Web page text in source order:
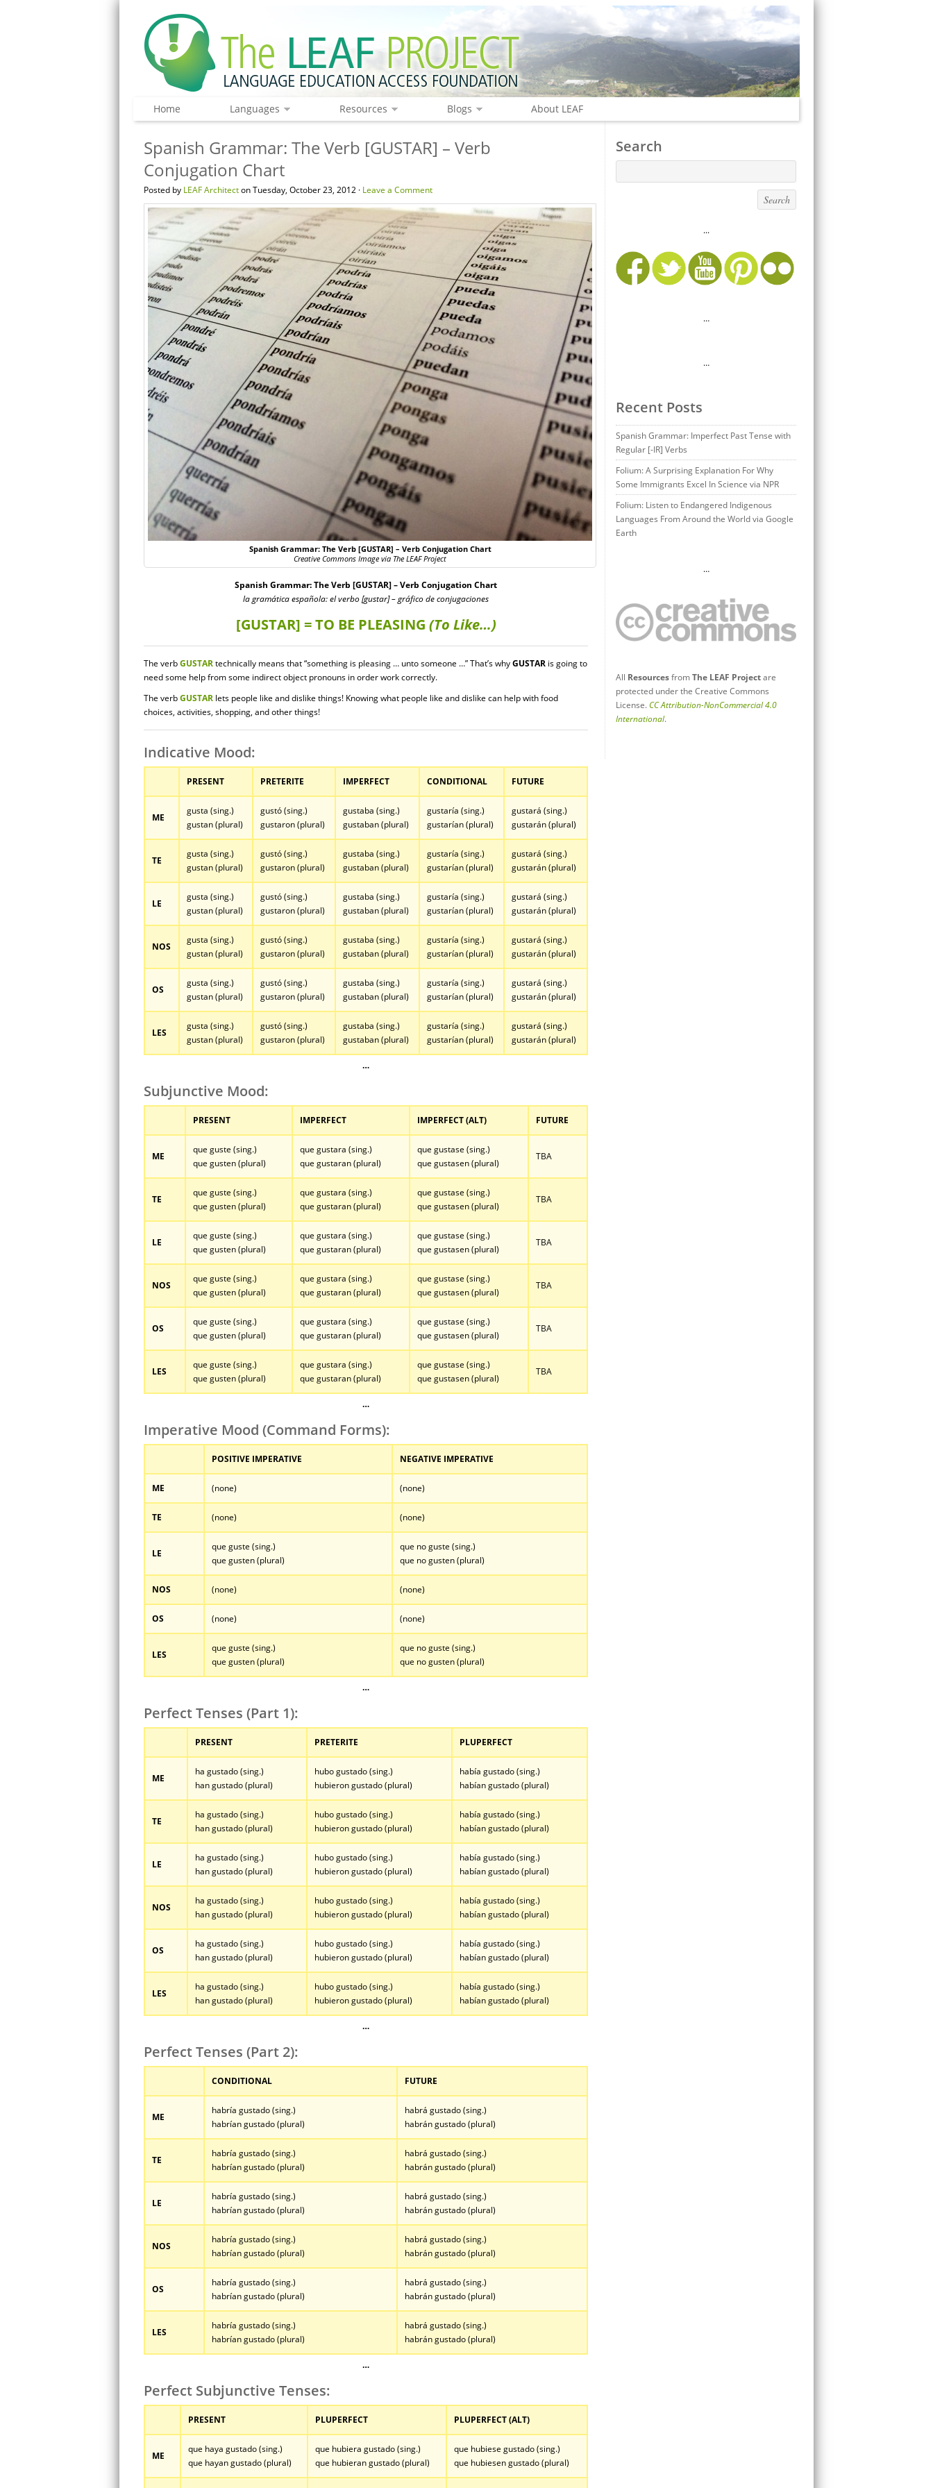
Home Languages Resources Blogs About LEAF
Spanish Grammar: The Verb [GUSTAR] – Verb
Conjugation Chart
Posted by LEAF Architecton Tuesday, October 23, 2012 · Leave a Comment
Spanish Grammar: The Verb [GUSTAR] – Verb Conjugation Chart
Creative Commons Image via The LEAF Project
Spanish Grammar: The Verb [GUSTAR] – Verb Conjugation Chart
la gramática española: el verbo [gustar] – gráfico de conjugaciones
[GUSTAR] = TO BE PLEASING (To Like…)
The verbGUSTARtechnically means that “something is pleasing … unto someone …” That’s whyGUSTAR is going to
need some help from some indirect object pronouns in order work correctly.
The verbGUSTAR lets people like and dislike things! Knowing what people like and dislike can help with food
choices, activities, shopping, and other things!
Indicative Mood:
PRESENT PRETERITE IMPERFECT CONDITIONAL FUTURE
ME
gusta (sing.)
gustan (plural)
gustó (sing.)
gustaron (plural)
gustaba (sing.)
gustaban (plural)
gustaría (sing.)
gustarían (plural)
gustará (sing.)
gustarán (plural)
TE
gusta (sing.)
gustan (plural)
gustó (sing.)
gustaron (plural)
gustaba (sing.)
gustaban (plural)
gustaría (sing.)
gustarían (plural)
gustará (sing.)
gustarán (plural)
LE
gusta (sing.)
gustan (plural)
gustó (sing.)
gustaron (plural)
gustaba (sing.)
gustaban (plural)
gustaría (sing.)
gustarían (plural)
gustará (sing.)
gustarán (plural)
NOS
gusta (sing.)
gustan (plural)
gustó (sing.)
gustaron (plural)
gustaba (sing.)
gustaban (plural)
gustaría (sing.)
gustarían (plural)
gustará (sing.)
gustarán (plural)
OS
gusta (sing.)
gustan (plural)
gustó (sing.)
gustaron (plural)
gustaba (sing.)
gustaban (plural)
gustaría (sing.)
gustarían (plural)
gustará (sing.)
gustarán (plural)
LES
gusta (sing.)
gustan (plural)
gustó (sing.)
gustaron (plural)
gustaba (sing.)
gustaban (plural)
gustaría (sing.)
gustarían (plural)
gustará (sing.)
gustarán (plural)
…
Subjunctive Mood:
PRESENT IMPERFECT IMPERFECT (ALT) FUTURE
ME
que guste (sing.)
que gusten (plural)
que gustara (sing.)
que gustaran (plural)
que gustase (sing.)
que gustasen (plural)
TBA
TE
que guste (sing.)
que gusten (plural)
que gustara (sing.)
que gustaran (plural)
que gustase (sing.)
que gustasen (plural)
TBA
LE
que guste (sing.)
que gusten (plural)
que gustara (sing.)
que gustaran (plural)
que gustase (sing.)
que gustasen (plural)
TBA
NOS
que guste (sing.)
que gusten (plural)
que gustara (sing.)
que gustaran (plural)
que gustase (sing.)
que gustasen (plural)
TBA
OS
que guste (sing.)
que gusten (plural)
que gustara (sing.)
que gustaran (plural)
que gustase (sing.)
que gustasen (plural)
TBA
LES
que guste (sing.)
que gusten (plural)
que gustara (sing.)
que gustaran (plural)
que gustase (sing.)
que gustasen (plural)
TBA
…
Imperative Mood (Command Forms):
POSITIVE IMPERATIVE NEGATIVE IMPERATIVE
ME (none) (none)
TE (none) (none)
LE
que guste (sing.)
que gusten (plural)
que no guste (sing.)
que no gusten (plural)
NOS (none) (none)
OS (none) (none)
LES
que guste (sing.)
que gusten (plural)
que no guste (sing.)
que no gusten (plural)
…
Perfect Tenses (Part 1):
PRESENT PRETERITE PLUPERFECT
ME
ha gustado (sing.)
han gustado (plural)
hubo gustado (sing.)
hubieron gustado (plural)
había gustado (sing.)
habían gustado (plural)
TE
ha gustado (sing.)
han gustado (plural)
hubo gustado (sing.)
hubieron gustado (plural)
había gustado (sing.)
habían gustado (plural)
LE
ha gustado (sing.)
han gustado (plural)
hubo gustado (sing.)
hubieron gustado (plural)
había gustado (sing.)
habían gustado (plural)
NOS
ha gustado (sing.)
han gustado (plural)
hubo gustado (sing.)
hubieron gustado (plural)
había gustado (sing.)
habían gustado (plural)
OS
ha gustado (sing.)
han gustado (plural)
hubo gustado (sing.)
hubieron gustado (plural)
había gustado (sing.)
habían gustado (plural)
LES
ha gustado (sing.)
han gustado (plural)
hubo gustado (sing.)
hubieron gustado (plural)
había gustado (sing.)
habían gustado (plural)
…
Perfect Tenses (Part 2):
CONDITIONAL FUTURE
ME
habría gustado (sing.)
habrían gustado (plural)
habrá gustado (sing.)
habrán gustado (plural)
TE
habría gustado (sing.)
habrían gustado (plural)
habrá gustado (sing.)
habrán gustado (plural)
LE
habría gustado (sing.)
habrían gustado (plural)
habrá gustado (sing.)
habrán gustado (plural)
NOS
habría gustado (sing.)
habrían gustado (plural)
habrá gustado (sing.)
habrán gustado (plural)
OS
habría gustado (sing.)
habrían gustado (plural)
habrá gustado (sing.)
habrán gustado (plural)
LES
habría gustado (sing.)
habrían gustado (plural)
habrá gustado (sing.)
habrán gustado (plural)
…
Perfect Subjunctive Tenses:
PRESENT PLUPERFECT PLUPERFECT (ALT)
ME
que haya gustado (sing.)
que hayan gustado (plural)
que hubiera gustado (sing.)
que hubieran gustado (plural)
que hubiese gustado (sing.)
que hubiesen gustado (plural)
Search
...
…
…
Recent Posts
Spanish Grammar: Imperfect Past Tense with
Regular [-IR] Verbs
Folium: A Surprising Explanation For Why
Some Immigrants Excel In Science via NPR
Folium: Listen to Endangered Indigenous
Languages From Around the World via Google
Earth
…
All ResourcesfromThe LEAF Projectare
protected under the Creative Commons
License.CC Attribution-NonCommercial 4.0
International.